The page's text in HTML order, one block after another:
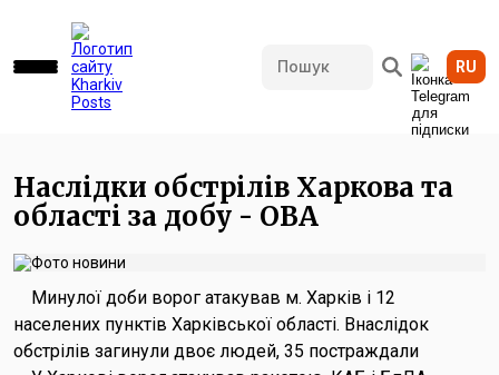
RU
637 переглядів • 08.07.2026 08:57
Наслідки обстрілів Харкова та
області за добу - ОВА
Минулої доби ворог атакував м. Харків і 12
населених пунктів Харківської області. Внаслідок
обстрілів загинули двоє людей, 35 постраждали